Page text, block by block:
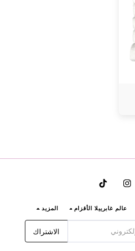
عالم غابرييلا الأقزام المزيد
الاشتراك